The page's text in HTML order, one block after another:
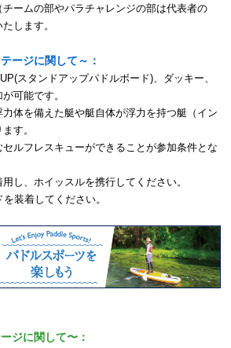
ームの部やパラチャレンジの部は代表者の
します。
ージに関して～：
スタンドアップパドルボード)、ダッキー、
可能です。
力体を備えた艇や艇自体が浮力を持つ艇（イン
す。
セルフレスキューができることが参加条件とな
し、ホイッスルを携行してください。
装着してください。
ジに関して〜：